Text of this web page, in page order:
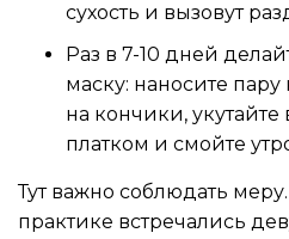
сухость и вызовут
Раз в 7-10 дней
маску: наносите пару
на кончики, укутайте
платком и смойте
Тут важно соблюдать
практике встречались